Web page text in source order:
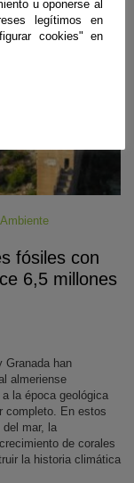
fósiles con
6,5 millones
Granada han
almeriense
la época geológica
completo. En estos
mar, la
de corales
la historia climática
u oponerse al
legítimos en
cookies" en